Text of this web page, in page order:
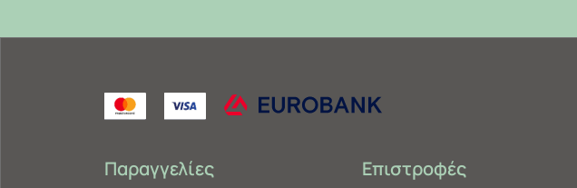
Παραγγελίες
Επιστροφές